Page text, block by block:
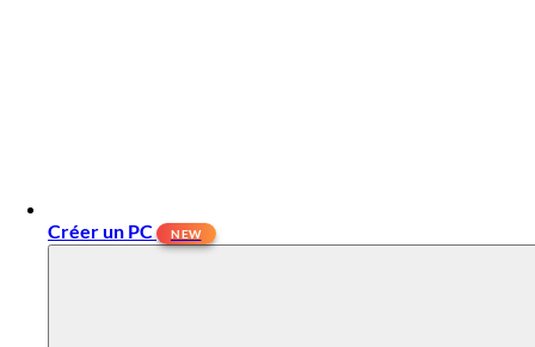
Créer un PC NEW